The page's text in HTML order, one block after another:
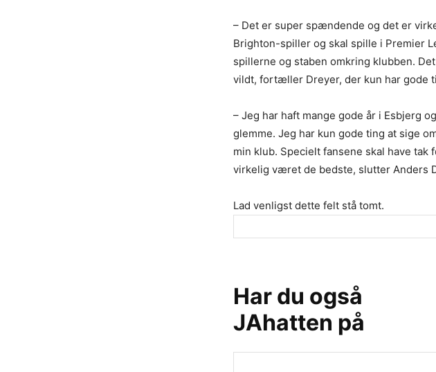
– Det er super spændende og det er
Brighton-spiller og skal spille i Premier
spillerne og staben omkring klubben.
vildt, fortæller Dreyer, der kun har gode
– Jeg har haft mange gode år i Esbjerg
glemme. Jeg har kun gode ting at sige
min klub. Specielt fansene skal have
virkelig været de bedste, slutter Anders
Lad venligst dette felt stå tomt.
Har du også
JAhatten på